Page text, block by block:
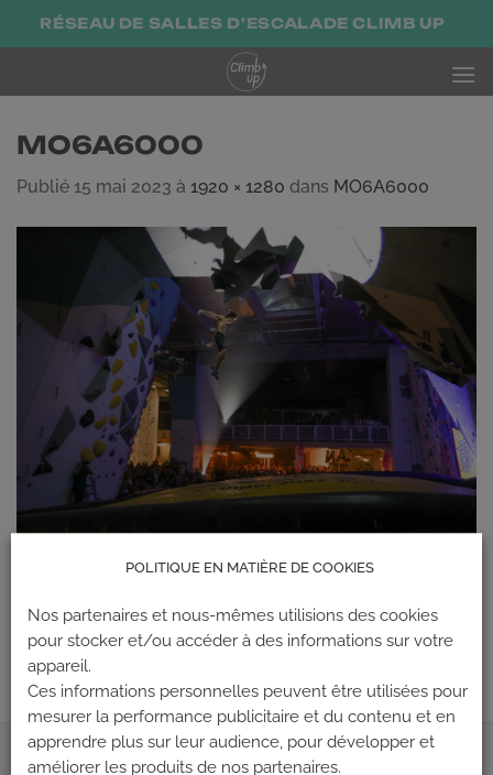
PasserRÉSEAU DE SALLES D'ESCALADE CLIMB UP
MO6A6000
Publié 15 mai 2023 à 1920 × 1280 dans MO6A6000
←Précédent
Suivant→
ADRESSE
POLITIQUE EN MATIÈRE DE COOKIES
Nos partenaires et nous-mêmes utilisions des cookies
pour stocker et/ou accéder à des informations sur votre
appareil.
Ces informations personnelles peuvent être utilisées pour
mesurer la performance publicitaire et du contenu et en
apprendre plus sur leur audience, pour développer et
améliorer les produits de nos partenaires.